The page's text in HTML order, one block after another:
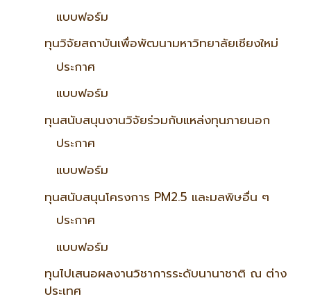
แบบฟอร์ม
ทุนวิจัยสถาบันเพื่อพัฒนามหาวิทยาลัยเชียงใหม่
ประกาศ
แบบฟอร์ม
ทุนสนับสนุนงานวิจัยร่วมกับแหล่งทุนภายนอก
ประกาศ
แบบฟอร์ม
ทุนสนับสนุนโครงการ PM2.5 และมลพิษอื่น ๆ
ประกาศ
แบบฟอร์ม
ทุนไปเสนอผลงานวิชาการระดับนานาชาติ ณ ต่าง
ประเทศ